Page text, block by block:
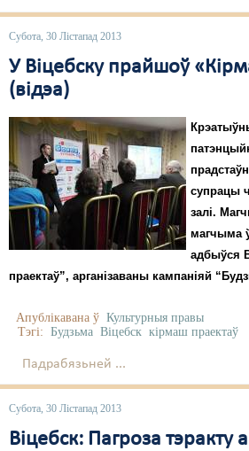
Субота, 30 Лістапад 2013
У Віцебску прайшоў
(відэа)
супрацы
залі.
магчыма
адбыўся
праектаў”, арганізаваны кампаніяй
Апублікавана ў Культурныя правы
Тэгі: Будзьма Віцебск кірмаш праектаў
Падрабязьней ...
Субота, 30 Лістапад 2013
Віцебск: Пагроза тэракту